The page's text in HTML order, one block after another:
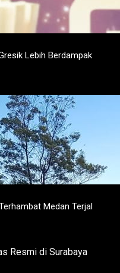
Lebih Berdampak
Medan Terjal